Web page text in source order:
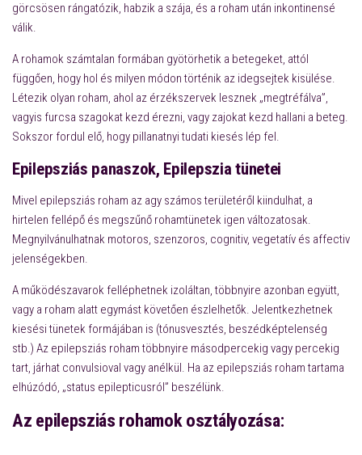
görcsösen rángatózik, habzik a szája, és a roham után inkontinensé
válik.
A rohamok számtalan formában gyötörhetik a betegeket, attól
függően, hogy hol és milyen módon történik az idegsejtek kisülése.
Létezik olyan roham, ahol az érzékszervek lesznek „megtréfálva”,
vagyis furcsa szagokat kezd érezni, vagy zajokat kezd hallani a beteg.
Sokszor fordul elő, hogy pillanatnyi tudati kiesés lép fel.
Epilepsziás panaszok, Epilepszia tünetei
Mivel epilepsziás roham az agy számos területéről kiindulhat, a
hirtelen fellépő és megszűnő rohamtünetek igen változatosak.
Megnyilvánulhatnak motoros, szenzoros, cognitiv, vegetatív és affectiv
jelenségekben.
A működészavarok felléphetnek izoláltan, többnyire azonban együtt,
vagy a roham alatt egymást követően észlelhetők. Jelentkezhetnek
kiesési tünetek formájában is (tónusvesztés, beszédképtelenség
stb.) Az epilepsziás roham többnyire másodpercekig vagy percekig
tart, járhat convulsioval vagy anélkül. Ha az epilepsziás roham tartama
elhúzódó, „status epilepticusról” beszélünk.
Az epilepsziás rohamok osztályozása: